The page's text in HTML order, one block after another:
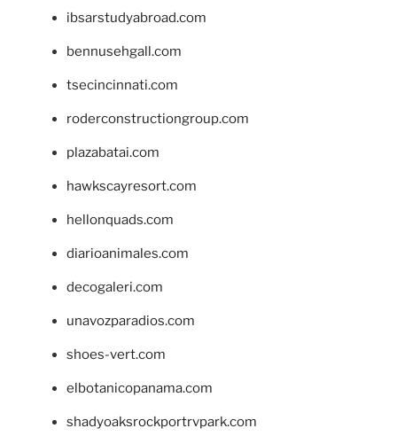
ibsarstudyabroad.com
bennusehgall.com
tsecincinnati.com
roderconstructiongroup.com
plazabatai.com
hawkscayresort.com
hellonquads.com
diarioanimales.com
decogaleri.com
unavozparadios.com
shoes-vert.com
elbotanicopanama.com
shadyoaksrockportrvpark.com